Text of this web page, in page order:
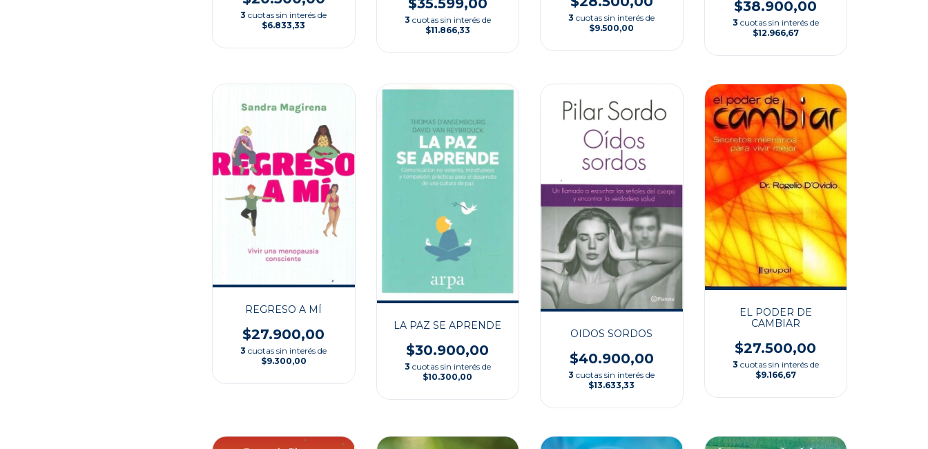
3 cuotas sin interés de
$6.833,33
3 cuotas sin interés de
$11.866,33
3 cuotas sin interés de
$9.500,00
$38.900,00
3 cuotas sin interés de
$12.966,67
REGRESO A MÍ
$27.900,00
3 cuotas sin interés de
$9.300,00
LA PAZ SE APRENDE
$30.900,00
3 cuotas sin interés de
$10.300,00
OIDOS SORDOS
$40.900,00
3 cuotas sin interés de
$13.633,33
EL PODER DE
CAMBIAR
$27.500,00
3 cuotas sin interés de
$9.166,67